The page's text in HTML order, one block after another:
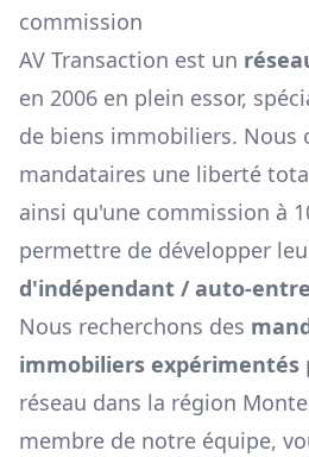
commission
AV Transaction est un
en 2006 en plein essor,
de biens immobiliers. Nous
mandataires une liberté
ainsi qu'une commission à
permettre de développer
d'indépendant / auto-
Nous recherchons des
immobiliers expérimentés
réseau dans la région
membre de notre équipe,